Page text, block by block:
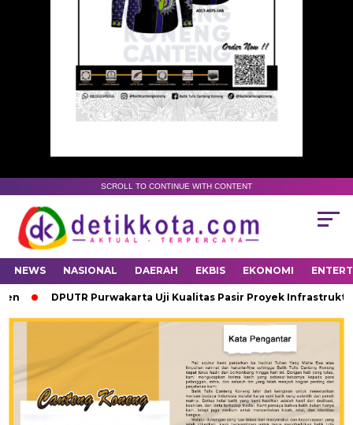
SCROLL TO CONTINUE WITH CONTENT
NEWS NASIONAL DAERAH EKBIS EKONOMI
DPUTR Purwakarta Uji Kualitas Pasir Proyek Infrastruktur